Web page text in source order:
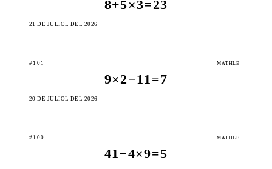
8+5×3=23
21 DE JULIOL DEL 2026
#101 MATHLE
9×2−11=7
20 DE JULIOL DEL 2026
#100 MATHLE
41−4×9=5